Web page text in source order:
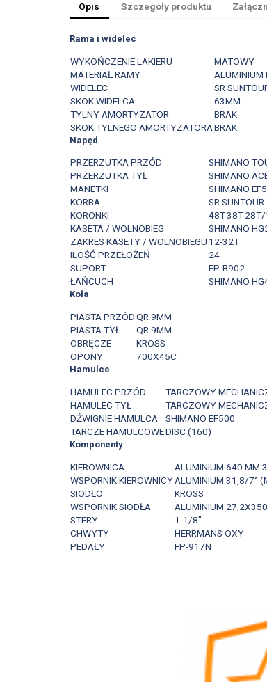
Opis Szczegóły produktu
Rama i widelec
WYKOŃCZENIE LAKIERU
MATOWY
MATERIAŁ RAMY
ALUMINIUM
WIDELEC
SR
SKOK WIDELCA
63MM
TYLNY AMORTYZATOR
BRAK
SKOK TYLNEGO AMORTYZATORABRAK
Napęd
PRZERZUTKA PRZÓD
SHIMANO
PRZERZUTKA TYŁ
SHIMANO
MANETKI
SHIMANO
KORBA
SR SUNTOUR
KORONKI
48T-38T-
KASETA / WOLNOBIEG
SHIMANO
ZAKRES KASETY / WOLNOBIEGU 12-32T
ILOŚĆ PRZEŁOŻEŃ
24
SUPORT
FP-B902
ŁAŃCUCH
SHIMANO
Koła
PIASTA PRZÓDQR 9MM
PIASTA TYŁ
QR 9MM
OBRĘCZE
KROSS
OPONY
700X45C
Hamulce
HAMULEC PRZÓD
TARCZOWY
HAMULEC TYŁ
TARCZOWY
DŹWIGNIE HAMULCA
SHIMANO EF500
TARCZE HAMULCOWEDISC (160)
Komponenty
KIEROWNICA
ALUMINIUM 640 MM
WSPORNIK KIEROWNICY ALUMINIUM 31,8/7°
SIODŁO
KROSS
WSPORNIK SIODŁA
ALUMINIUM
STERY
1-1/8"
CHWYTY
HERRMANS OXY
PEDAŁY
FP-917N